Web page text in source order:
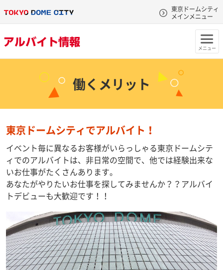
東京ドームシティ
メインメニュー
メニュー
働くメリット
東京ドームシティでアルバイト！
イベント毎に異なるお客様がいらっしゃる東京ドームシテ
ィでのアルバイトは、非日常の空間で、他では経験出来な
いお仕事がたくさんあります。
あなたがやりたいお仕事を探してみませんか？？アルバイ
トデビューも大歓迎です！！